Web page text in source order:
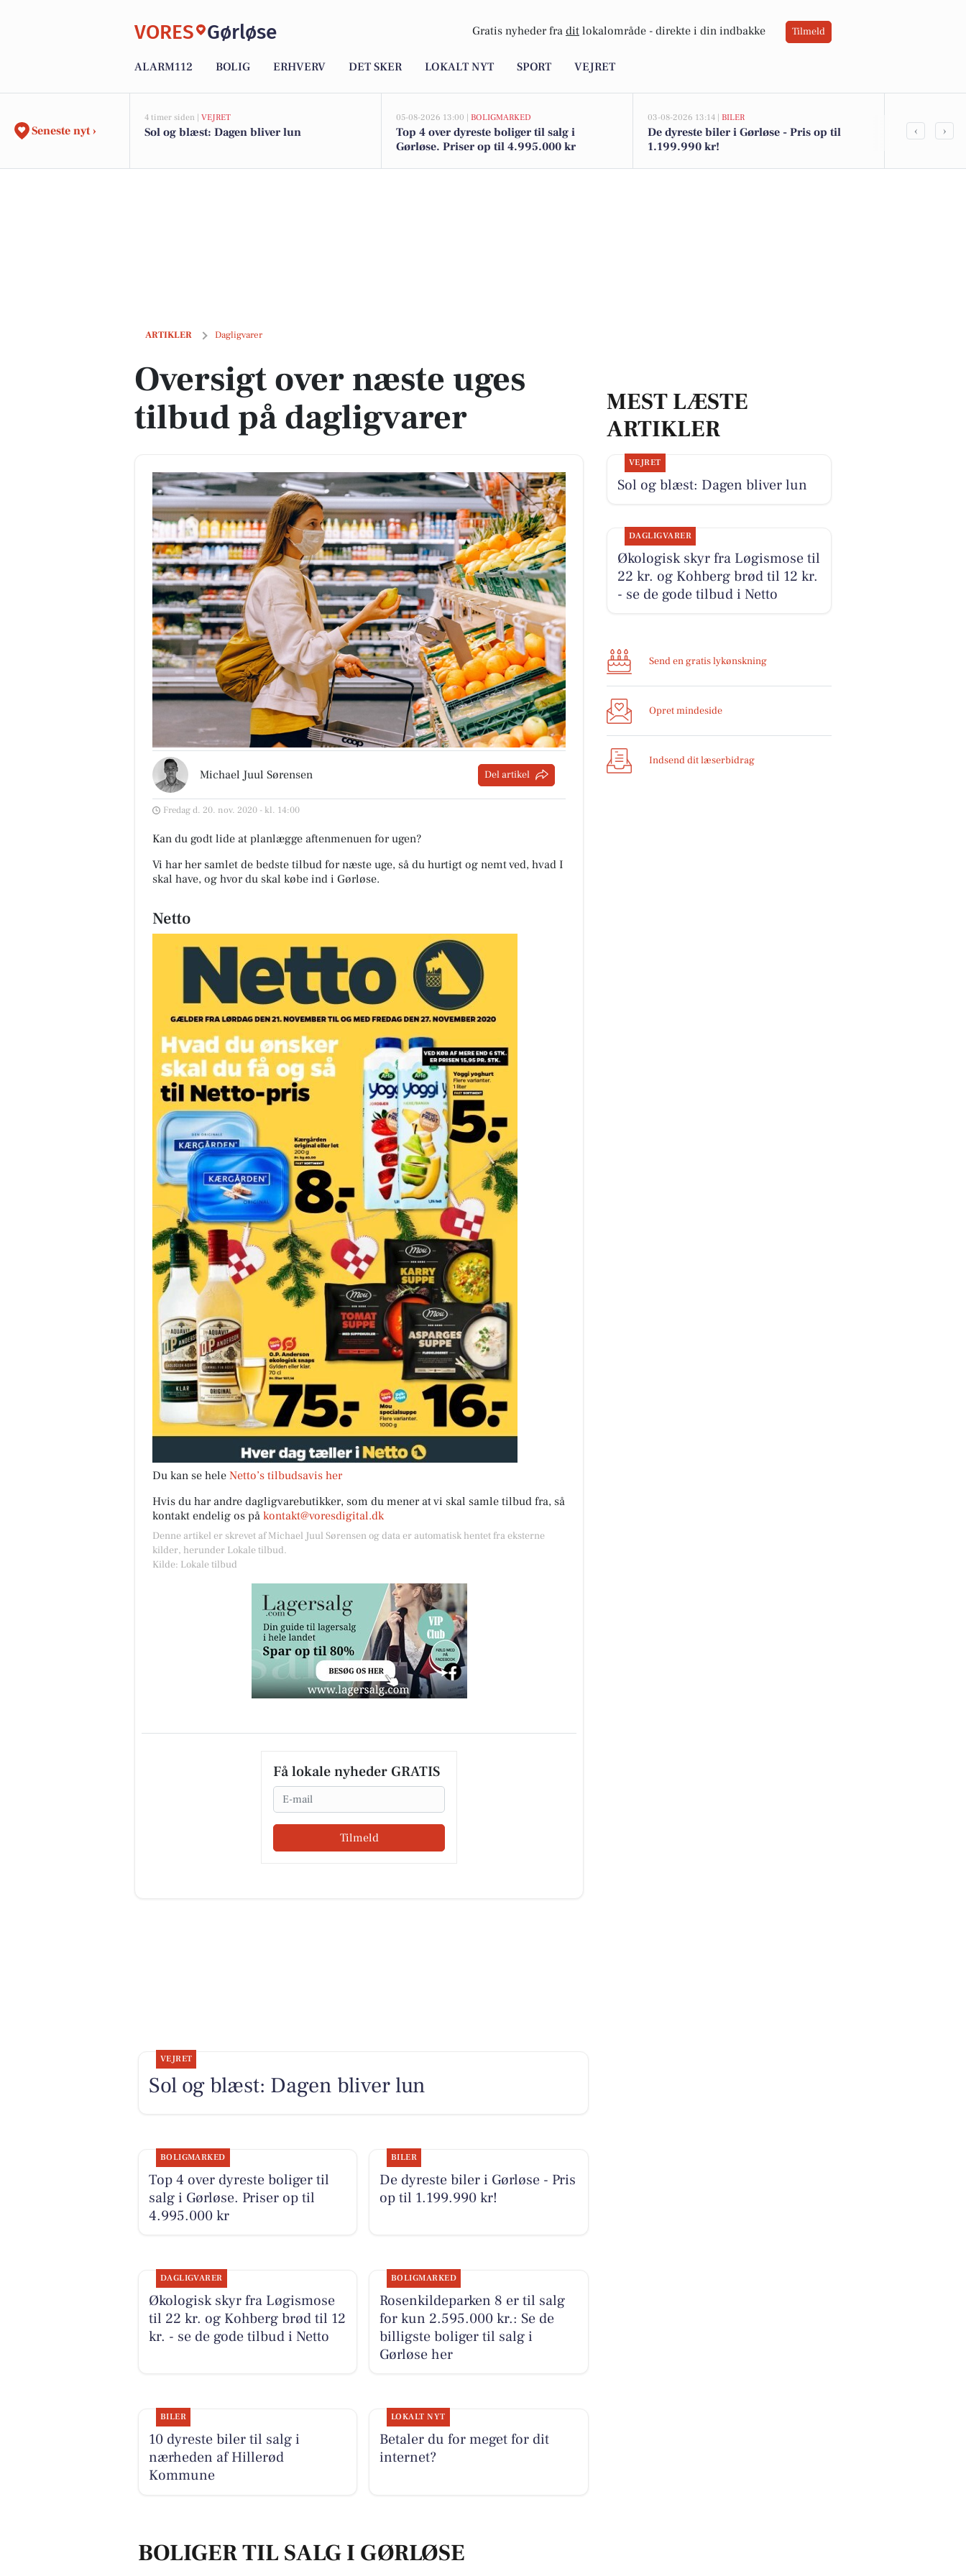
VORES Gørløse Gratis nyheder fra dit lokalområde - direkte i din indbakke Tilmeld
ALARM112 BOLIG ERHVERV DET SKER LOKALT NYT SPORT VEJRET
Seneste nyt ›
4 timer siden | VEJRET
Sol og blæst: Dagen bliver lun
05-08-2026 13:00 | BOLIGMARKED
Top 4 over dyreste boliger til salg i
Gørløse. Priser op til 4.995.000 kr
03-08-2026 13:14 | BILER
De dyreste biler i Gørløse - Pris op til
1.199.990 kr!
Økologisk
‹ ›
ARTIKLER Dagligvarer
Oversigt over næste uges tilbud på dagligvarer
Oversigt over næste uges
tilbud på dagligvarer
Michael Juul Sørensen Del artikel
Fredag d. 20. nov. 2020 - kl. 14:00
Kan du godt lide at planlægge aftenmenuen for ugen?
Vi har her samlet de bedste tilbud for næste uge, så du hurtigt og nemt ved, hvad I
skal have, og hvor du skal købe ind i Gørløse.
Netto
Du kan se hele Netto’s tilbudsavis her
Hvis du har andre dagligvarebutikker, som du mener at vi skal samle tilbud fra, så
kontakt endelig os på kontakt@voresdigital.dk
Denne artikel er skrevet af Michael Juul Sørensen og data er automatisk hentet fra eksterne
kilder, herunder Lokale tilbud.
Kilde: Lokale tilbud
Få lokale nyheder GRATIS
Email
Tilmeld
MEST LÆSTE
ARTIKLER
VEJRET
Sol og blæst: Dagen bliver lun
DAGLIGVARER
Økologisk skyr fra Løgismose til
22 kr. og Kohberg brød til 12 kr.
- se de gode tilbud i Netto
Send en gratis lykønskning
Opret mindeside
Indsend dit læserbidrag
VEJRET
Sol og blæst: Dagen bliver lun
BOLIGMARKED
Top 4 over dyreste boliger til
salg i Gørløse. Priser op til
4.995.000 kr
BILER
De dyreste biler i Gørløse - Pris
op til 1.199.990 kr!
DAGLIGVARER
Økologisk skyr fra Løgismose
til 22 kr. og Kohberg brød til 12
kr. - se de gode tilbud i Netto
BOLIGMARKED
Rosenkildeparken 8 er til salg
for kun 2.595.000 kr.: Se de
billigste boliger til salg i
Gørløse her
BILER
10 dyreste biler til salg i
nærheden af Hillerød
Kommune
LOKALT NYT
Betaler du for meget for dit
internet?
BOLIGER TIL SALG I GØRLØSE